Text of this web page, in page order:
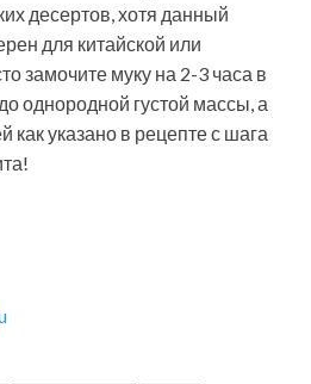
десертов, хотя данный
для китайской или
замочите муку на 2-3 часа в
однородной густой массы, а
как указано в рецепте с шага